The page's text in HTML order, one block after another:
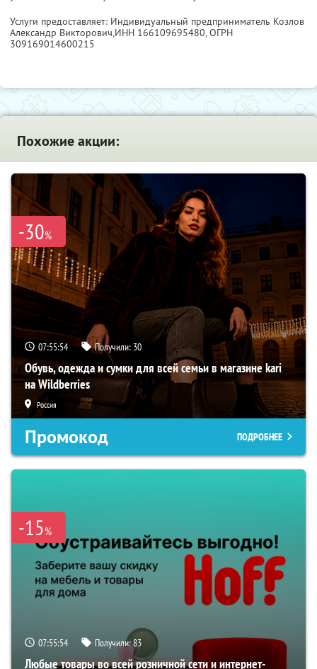
Услуги предоставляет: Индивидуальный предприниматель Козлов
Александр Викторович,ИНН 166109695480, ОГРН
309169014600215
Похожие акции:
-30%
07:55:53 Получили: 30
Обувь, одежда и сумки для всей семьи в магазине kari
на Wildberries
Россия
Промокод ПОДРОБНЕЕ
-15%
07:55:53 Получили:83
Любые товары во всей розничной сети и интернет-